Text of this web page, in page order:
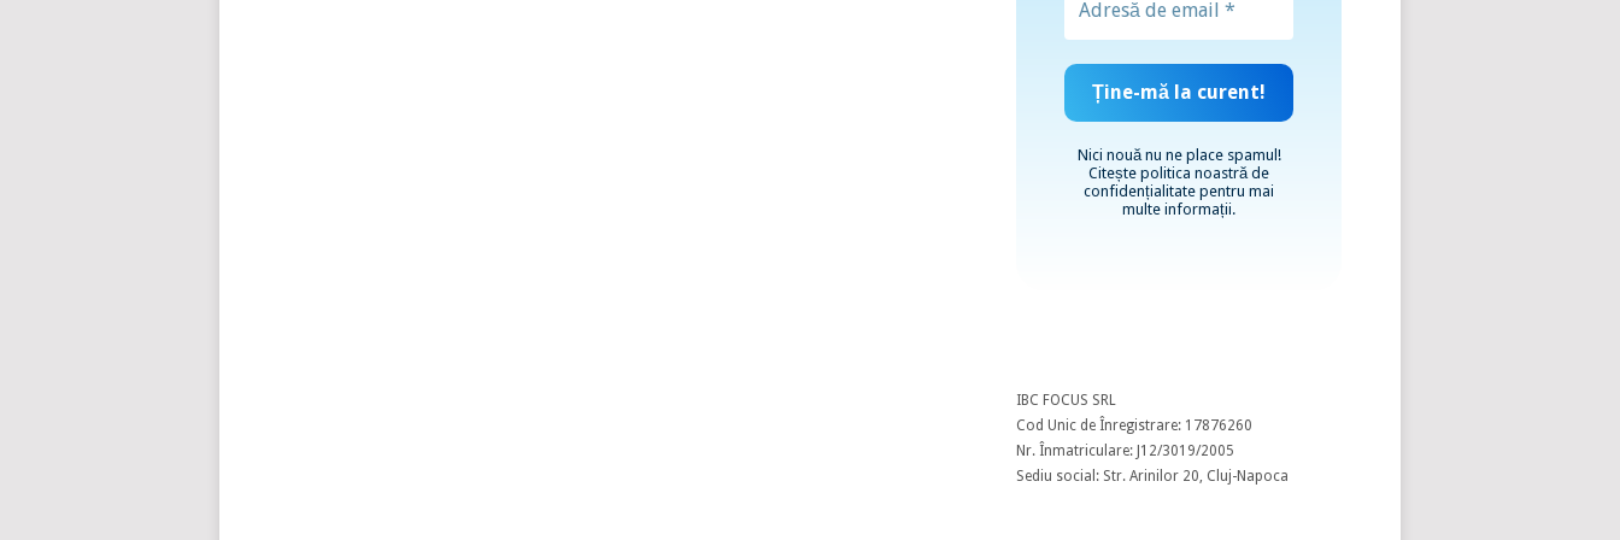
Nici nouă nu ne place spamul!
Citește politica noastră de
confidențialitate pentru mai
multe informații.
IBC FOCUS SRL
Cod Unic de Înregistrare: 17876260
Nr. Înmatriculare: J12/3019/2005
Sediu social: Str. Arinilor 20, Cluj-Napoca